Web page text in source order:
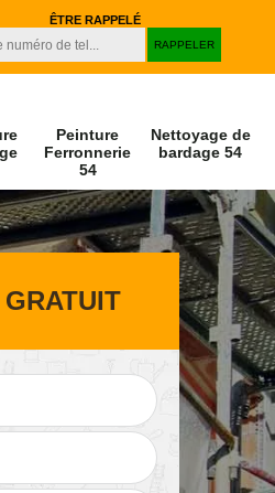
ÊTRE RAPPELÉ
Peinture
Ferronnerie
54
Nettoyage de
bardage 54
Peinture et
décapage de volet
54